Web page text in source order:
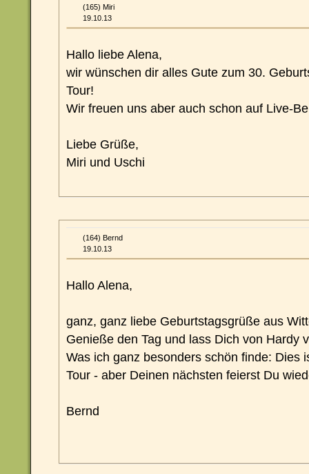
(165) Miri
19.10.13
Hallo liebe Alena,
wir wünschen dir alles Gute zum 30.
Tour!
Wir freuen uns aber auch schon auf Live-
Liebe Grüße,
Miri und Uschi
(164) Bernd
19.10.13
Hallo Alena,
ganz, ganz liebe Geburtstagsgrüße aus
Genieße den Tag und lass Dich von Hardy
Was ich ganz besonders schön finde: Dies
Tour - aber Deinen nächsten feierst Du
Bernd